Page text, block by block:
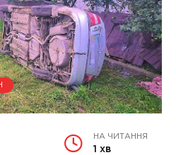
НА ЧИТАННЯ
1 хв